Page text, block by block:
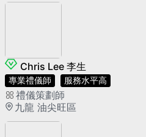
Chris Lee 李生
專業禮儀師 服務水平高
禮儀策劃師
九龍 油尖旺區